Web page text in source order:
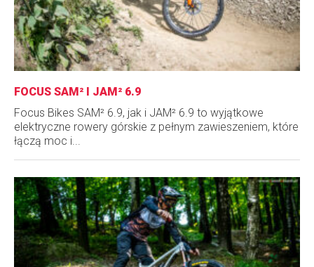
FOCUS SAM² I JAM² 6.9
Focus Bikes SAM² 6.9, jak i JAM² 6.9 to wyjątkowe
elektryczne rowery górskie z pełnym zawieszeniem, które
łączą moc i...